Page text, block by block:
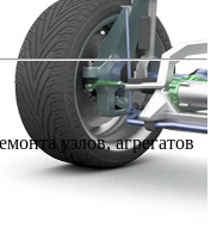
узлов, агрегатов